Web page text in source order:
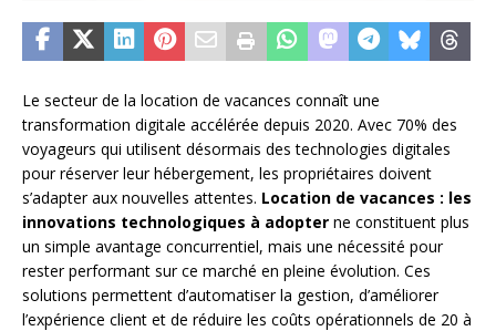
Le secteur de la location de vacances connaît une
transformation digitale accélérée depuis 2020. Avec 70% des
voyageurs qui utilisent désormais des technologies digitales
pour réserver leur hébergement, les propriétaires doivent
s’adapter aux nouvelles attentes. Location de vacances : les
innovations technologiques à adopter ne constituent plus
un simple avantage concurrentiel, mais une nécessité pour
rester performant sur ce marché en pleine évolution. Ces
solutions permettent d’automatiser la gestion, d’améliorer
l’expérience client et de réduire les coûts opérationnels de 20 à